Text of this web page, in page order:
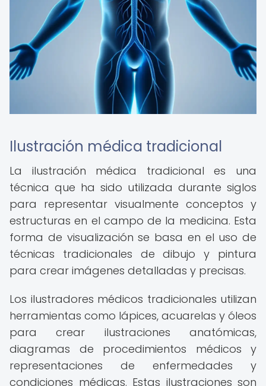
Ilustración médica tradicional
La ilustración médica tradicional es una
técnica que ha sido utilizada durante siglos
para representar visualmente conceptos y
estructuras en el campo de la medicina. Esta
forma de visualización se basa en el uso de
técnicas tradicionales de dibujo y pintura
para crear imágenes detalladas y precisas.
Los ilustradores médicos tradicionales utilizan
herramientas como lápices, acuarelas y óleos
para crear ilustraciones anatómicas,
diagramas de procedimientos médicos y
representaciones de enfermedades y
condiciones médicas. Estas ilustraciones son